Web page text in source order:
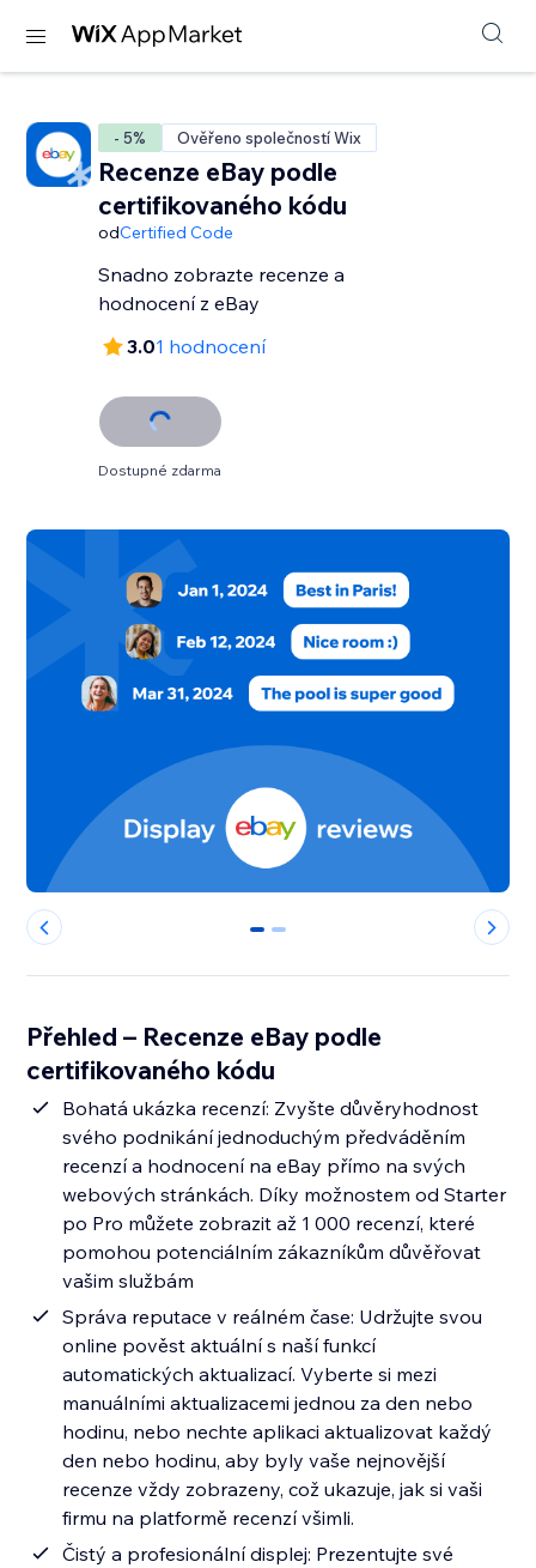
- 5% Ověřeno společností Wix
Recenze eBay podle
certifikovaného kódu
odCertified Code
Snadno zobrazte recenze a
hodnocení z eBay
3.01 hodnocení
Dostupné zdarma
0 1
Přehled – Recenze eBay podle
certifikovaného kódu
Bohatá ukázka recenzí: Zvyšte důvěryhodnost
svého podnikání jednoduchým předváděním
recenzí a hodnocení na eBay přímo na svých
webových stránkách. Díky možnostem od Starter
po Pro můžete zobrazit až 1 000 recenzí, které
pomohou potenciálním zákazníkům důvěřovat
vašim službám
Správa reputace v reálném čase: Udržujte svou
online pověst aktuální s naší funkcí
automatických aktualizací. Vyberte si mezi
manuálními aktualizacemi jednou za den nebo
hodinu, nebo nechte aplikaci aktualizovat každý
den nebo hodinu, aby byly vaše nejnovější
recenze vždy zobrazeny, což ukazuje, jak si vaši
firmu na platformě recenzí všimli.
Čistý a profesionální displej: Prezentujte své